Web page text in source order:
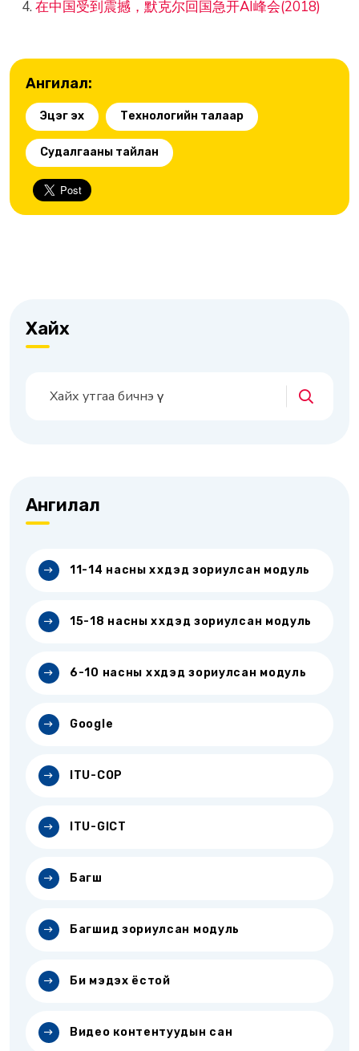
在中国受到震撼，默克尔回国急开AI峰会(2018)
Ангилал:
Эцэг эх Технологийн талаар
Судалгааны тайлан
Хайх
Ангилал
11-14 насны хүүхдэд зориулсан модуль
15-18 насны хүүхдэд зориулсан модуль
6-10 насны хүүхдэд зориулсан модуль
Google
ITU-COP
ITU-GICT
Багш
Багшид зориулсан модуль
Би мэдэх ёстой
Видео контентуудын сан